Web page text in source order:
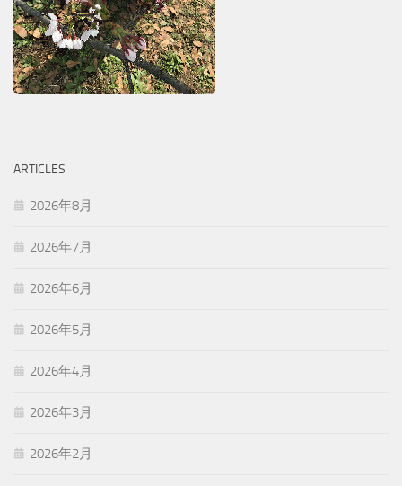
ARTICLES
2026年8月
2026年7月
2026年6月
2026年5月
2026年4月
2026年3月
2026年2月